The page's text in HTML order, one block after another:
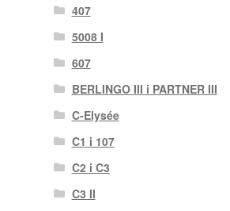
407
5008 I
607
BERLINGO III i PARTNER III
C-Elysée
C1 i 107
C2 i C3
C3 II